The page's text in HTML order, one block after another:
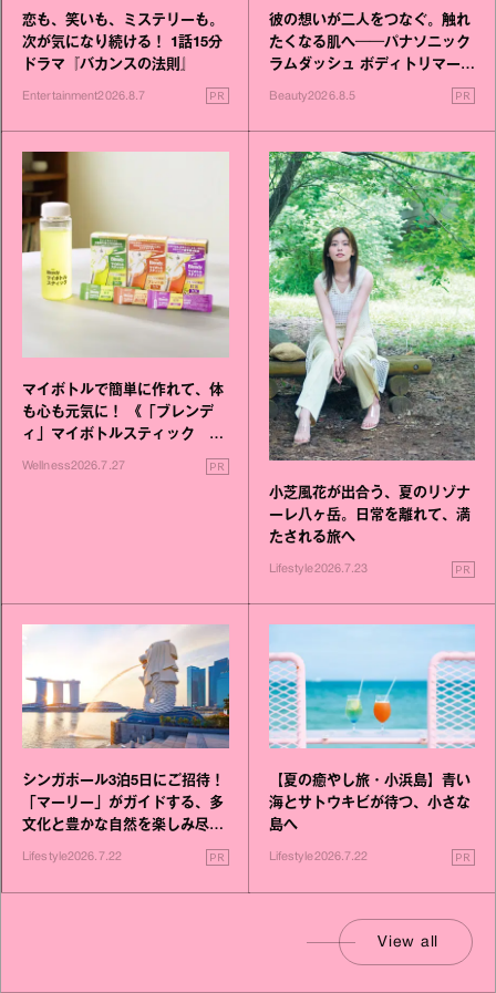
恋も、笑いも、ミステリーも。
次が気になり続ける！ 1話15分
ドラマ『バカンスの法則』
Entertainment2026.8.7 PR
彼の想いが二人をつなぐ。触れ
たくなる肌へ──パナソニック
ラムダッシュ ボディトリマーが
Beauty2026.8.5 PR
マイボトルで簡単に作れて、体
も心も元気に！ 《「ブレンデ
ィ」マイボトルスティック い
いこと毎日》シリーズが誕生
Wellness2026.7.27 PR
小芝風花が出合う、夏のリゾナ
ーレ八ヶ岳。日常を離れて、満
たされる旅へ
Lifestyle2026.7.23 PR
シンガポール3泊5日にご招待！
「マーリー」がガイドする、多
文化と豊かな自然を楽しみ尽く
Lifestyle2026.7.22 PR
【夏の癒やし旅・小浜島】青い
海とサトウキビが待つ、小さな
島へ
Lifestyle2026.7.22 PR
View all